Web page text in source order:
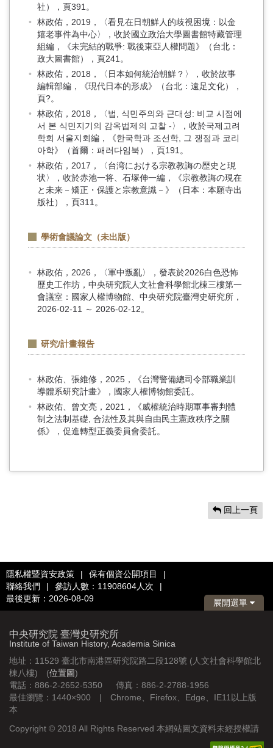
社），頁391。
林政佑，2019，〈看見在日朝鮮人的歧視困境：以金
嬉老事件為中心〉，收於國立政治大學圖書館特藏管理
組編，《未完結的戰爭: 戰後東亞人權問題》（台北：
政大圖書館），頁241。
林政佑，2018，〈日本如何統治朝鮮？〉，收於故事
編輯部編，《現代日本的形成》（台北：遠足文化），
頁?。
林政佑，2018，〈법, 식민주의와 근대성: 비교 시점에
서 본 식민지기의 감옥법제의 고찰 -〉，收於국제고려
학회 서울지회編，《한국학과 조선학, 그 쟁점과 코리
아학》（首爾：패러다임북），頁191。
林政佑，2017，〈台湾における宗教教誨の歴史と現
状〉，收於赤池一将、石塚伸一編，《宗教教誨の現在
と未来－矯正・保護と宗教意識－》（日本：本願寺出
版社），頁311。
學術會議論文（未出版）
林政佑，2026，〈軍中叛亂〉，發表於2026白色恐怖
歷史工作坊，中央研究院人文社會科學館北棟三樓第一
會議室：國家人權博物館、中央研究院臺灣史研究所，
2026-02-11 ～ 2026-02-12。
研究/計畫報告
林政佑、張維修，2025，《台灣警備總司令部職業訓
導體系研究計畫》，國家人權博物館委託。
林政佑、曾文亮，2021，《威權統治時期軍事審判體
制之法制基礎, 合法性及其與自由民主憲政秩序之關
係》，促進轉型正義委員會委託。
回上一頁
隱私權暨資安政策 | 保有個資公開項目
|
聯絡我們
| 參訪人數：11908604人次
|
最後更新：2026-08-09
展開選單
中央研究院 臺灣史研究所
Institute of Taiwan History, Academia Sinica
地址：11529 臺北市南港區研究院路二段128號 (人文社會科學館北
棟八樓) (位置圖)
電話：886-2-2652-5350 傳真：886-2-2788-1956
最佳瀏覽：1440×900 | Chrome、Firefox、Edge、IE11以上版
本
Copyright © 2018 All Rights Reserved 本網站圖文資料未經授權請